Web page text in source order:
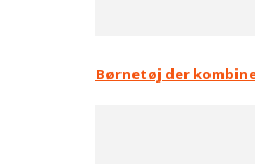
Børnetøj der